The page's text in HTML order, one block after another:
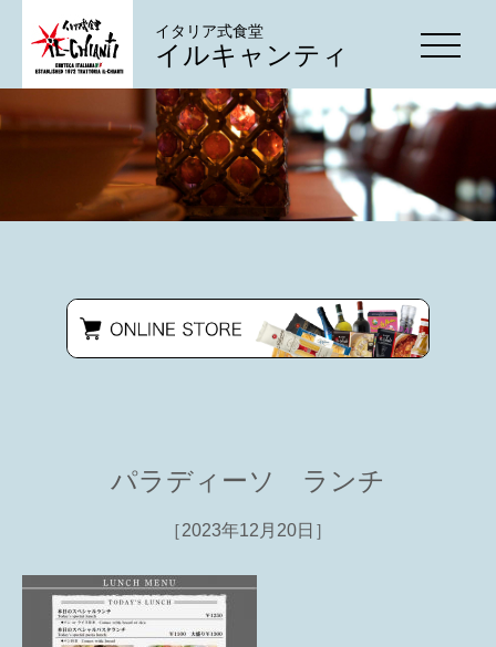
イタリア式食堂
イルキャンティ
パラディーソ ランチ
［2023年12月20日］